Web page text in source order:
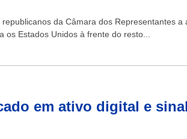
da Câmara dos Representantes a
Estados Unidos à frente do resto...
em ativo digital e